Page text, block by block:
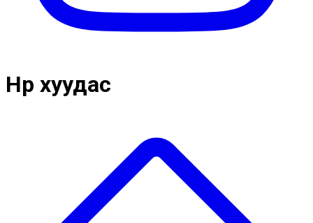
Нүүр хуудас